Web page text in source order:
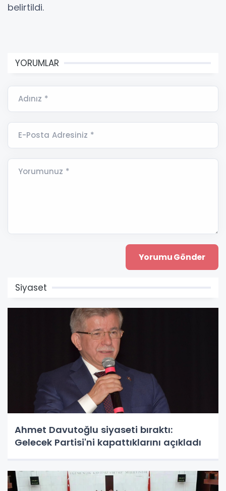
belirtildi.
YORUMLAR
Adınız *
E-Posta Adresiniz *
Yorumunuz *
Siyaset
Ahmet Davutoğlu siyaseti bıraktı:
Gelecek Partisi'ni kapattıklarını açıkladı